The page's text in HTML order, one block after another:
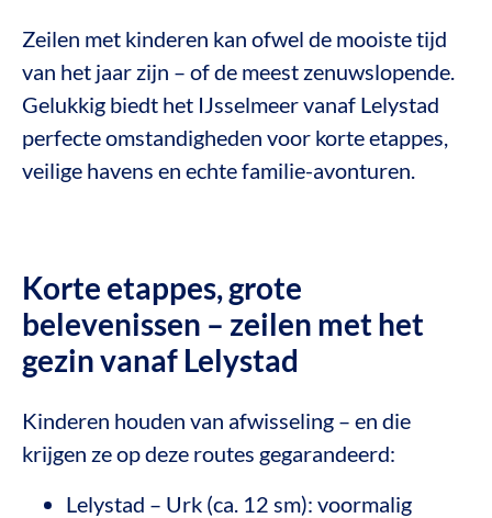
Zeilen met kinderen kan ofwel de mooiste tijd
van het jaar zijn – of de meest zenuwslopende.
Gelukkig biedt het IJsselmeer vanaf Lelystad
perfecte omstandigheden voor korte etappes,
veilige havens en echte familie-avonturen.
Korte etappes, grote
belevenissen – zeilen met het
gezin vanaf Lelystad
Kinderen houden van afwisseling – en die
krijgen ze op deze routes gegarandeerd:
Lelystad – Urk (ca. 12 sm): voormalig